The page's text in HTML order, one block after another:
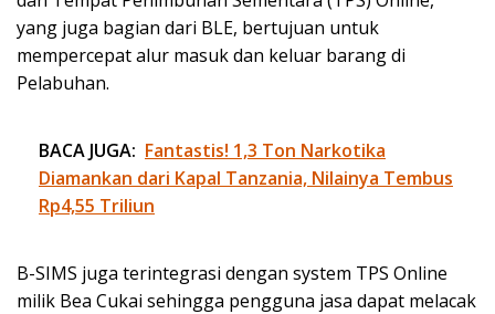
yang juga bagian dari BLE, bertujuan untuk
mempercepat alur masuk dan keluar barang di
Pelabuhan.
BACA JUGA: Fantastis! 1,3 Ton Narkotika
Diamankan dari Kapal Tanzania, Nilainya Tembus
Rp4,55 Triliun
B-SIMS juga terintegrasi dengan system TPS Online
milik Bea Cukai sehingga pengguna jasa dapat melacak